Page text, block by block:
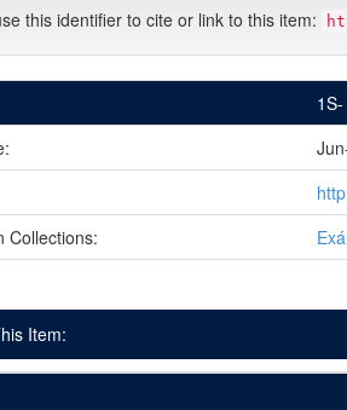
this identifier to cite or link to this item:
Collections:
Item: